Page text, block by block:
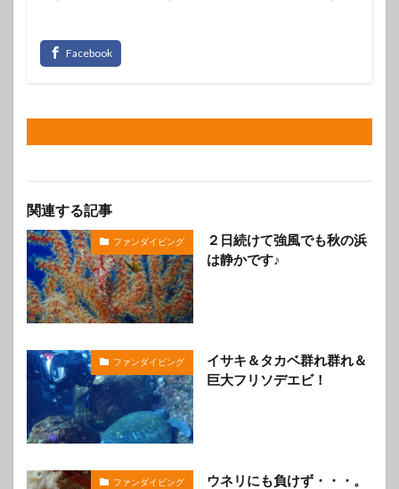
関連する記事
ファンダイビング
２日続けて強風でも秋の浜
は静かです♪
ファンダイビング
イサキ＆タカベ群れ群れ＆
巨大フリソデエビ！
ファンダイビング ウネリにも負けず・・・。